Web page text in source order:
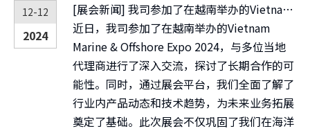
12-12
2024
[展会新闻] 我司参加了在越南举办的Vietnam Marine & Offshore Expo 2024
近日，我司参加了在越南举办的Vietnam
Marine & Offshore Expo 2024，与多位当地
代理商进行了深入交流，探讨了长期合作的可
能性。同时，通过展会平台，我们全面了解了
行业内产品动态和技术趋势，为未来业务拓展
奠定了基础。此次展会不仅巩固了我们在海洋